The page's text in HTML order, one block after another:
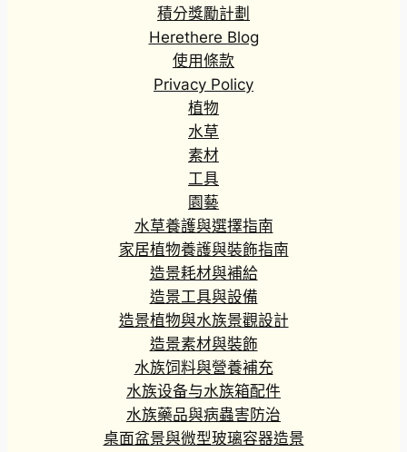
積分獎勵計劃
Herethere Blog
使用條款
Privacy Policy
植物
水草
素材
工具
園藝
水草養護與選擇指南
家居植物養護與裝飾指南
造景耗材與補給
造景工具與設備
造景植物與水族景觀設計
造景素材與裝飾
水族饲料與營養補充
水族设备与水族箱配件
水族藥品與病蟲害防治
桌面盆景與微型玻璃容器造景